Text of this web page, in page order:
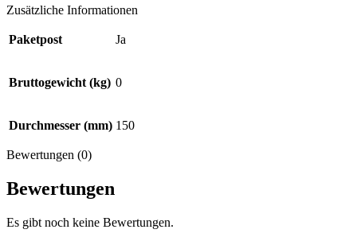
Zusätzliche Informationen
Paketpost Ja
Bruttogewicht (kg) 0
Durchmesser (mm) 150
Bewertungen (0)
Bewertungen
Es gibt noch keine Bewertungen.